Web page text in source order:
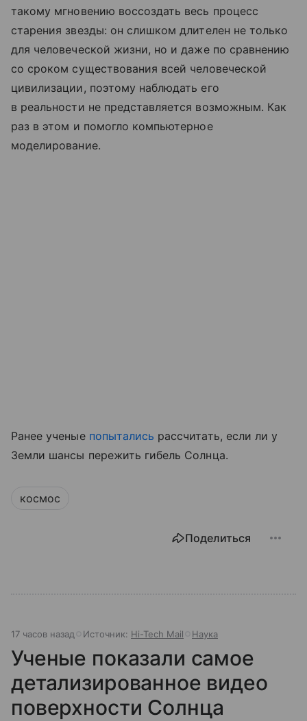
такому мгновению воссоздать весь процесс
старения звезды: он слишком длителен не только
для человеческой жизни, но и даже по сравнению
со сроком существования всей человеческой
цивилизации, поэтому наблюдать его
в реальности не представляется возможным. Как
раз в этом и помогло компьютерное
моделирование.
Ранее ученые попытались рассчитать, если ли у
Земли шансы пережить гибель Солнца.
космос
Поделиться
17 часов назад Источник: Hi-Tech Mail Наука
Ученые показали самое
детализированное видео
поверхности Солнца